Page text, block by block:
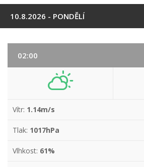
10.8.2026 - PONDĚLÍ
02:00
Vítr: 1.14m/s
Tlak: 1017hPa
Vlhkost: 61%